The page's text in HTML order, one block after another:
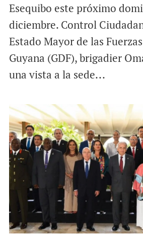
Esequibo este próximo
diciembre. Control
Estado Mayor de las
Guyana (GDF), brigadier
una vista a la sede...